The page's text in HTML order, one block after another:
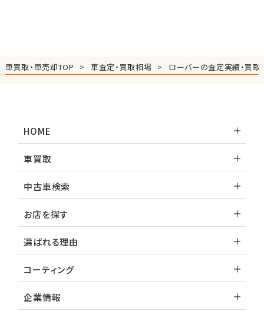
車買取・車売却TOP 車査定・買取相場 ローバーの査定実績・買取
HOME
車買取
中古車検索
お店を探す
選ばれる理由
コーティング
企業情報